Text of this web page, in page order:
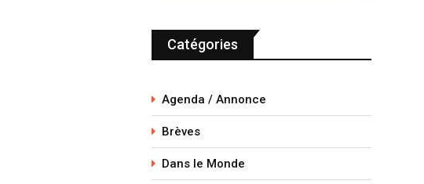
Catégories
Agenda / Annonce
Brèves
Dans le Monde